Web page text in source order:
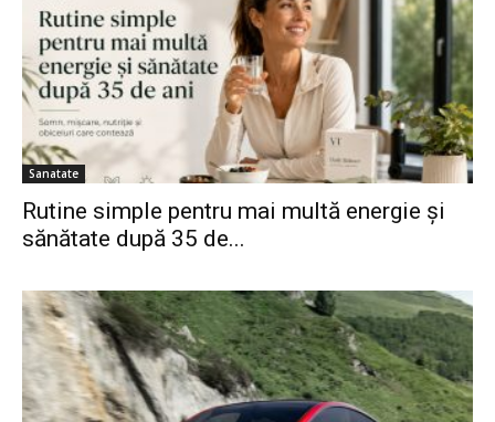
Sanatate
Rutine simple pentru mai multă energie și
sănătate după 35 de...